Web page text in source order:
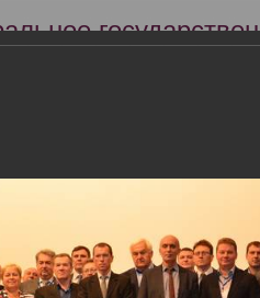
центр
Экспертиза